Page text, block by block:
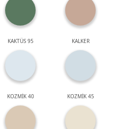
KAKTÜS 95 KALKER
KOZMİK 40 KOZMİK 45